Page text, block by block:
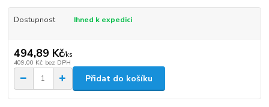
Dostupnost Ihned k expedici
494,89 Kč/ks
409,00 Kč bez DPH
Přidat do košíku